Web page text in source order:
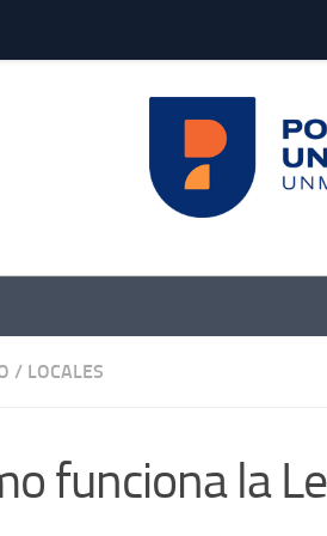
/ LOCALES
funciona la